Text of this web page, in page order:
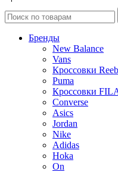
Бренды
New Balance
Vans
Кроссовки
Puma
Кроссовки
Converse
Asics
Jordan
Nike
Adidas
Hoka
On